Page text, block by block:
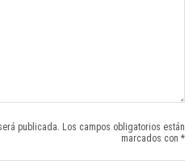
publicada. Los campos obligatorios están
marcados con *